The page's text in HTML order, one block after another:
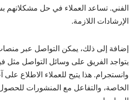
الفني. تساعد العملاء في حل مشكلاتهم
الإرشادات اللازمة.
إضافة إلى ذلك، يمكن التواصل عبر
يتواجد الفريق على وسائل التواصل مثل
وانستجرام. هذا يتيح للعملاء الاطلاع
الخاصة، والتفاعل مع المنشورات